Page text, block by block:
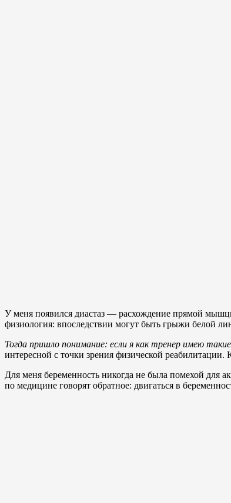
У меня появился диастаз — расхождение прямой
физиология: впоследствии могут быть грыжи белой
Тогда пришло понимание: если я как тренер имею
интересной с точки зрения физической
Для меня беременность никогда не была помехой для
по медицине говорят обратное: двигаться в